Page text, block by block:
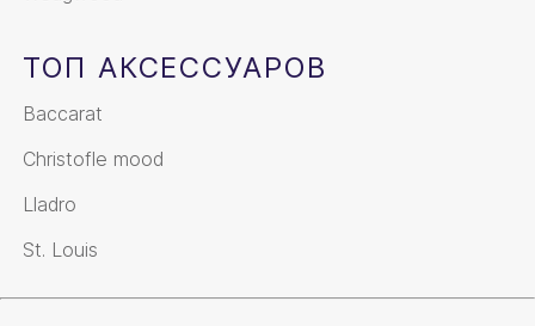
ТОП АКСЕССУАРОВ
Baccarat
Christofle mood
Lladro
St. Louis